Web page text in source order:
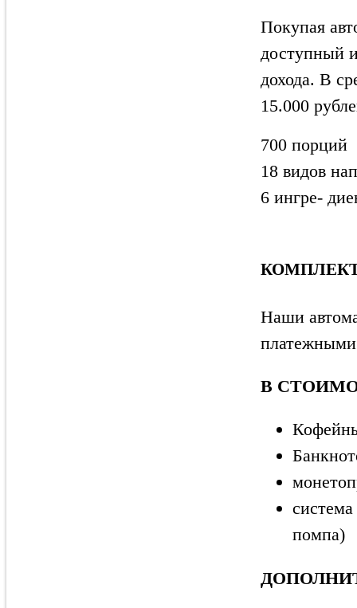
Покупая
доступный
дохода. В
15.000
700 порций
18 видов
6 ингре-
Наши
В
помпа)